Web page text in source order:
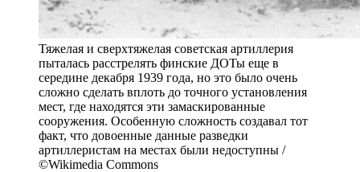
Тяжелая и сверхтяжелая советская артиллерия
пыталась расстрелять финские ДОТы еще в
середине декабря 1939 года, но это было очень
сложно сделать вплоть до точного установления
мест, где находятся эти замаскированные
сооружения. Особенную сложность создавал тот
факт, что довоенные данные разведки
артиллеристам на местах были недоступны /
©Wikimedia Commons